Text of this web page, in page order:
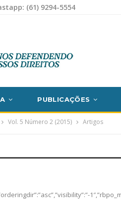
(61) 9294-5554
PUBLICAÇÕES
Vol. 5 Número 2 (2015) Artigos